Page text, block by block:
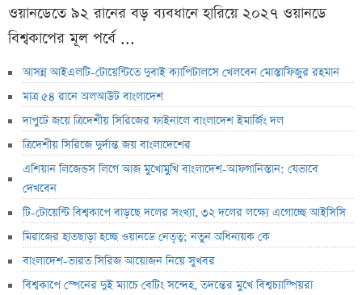
ওয়ানডেতে ৯২ রানের বড় ব্যবধানে হারিয়ে ২০২৭ ওয়ানডে
বিশ্বকাপের মূল পর্বে ...
আসন্ন আইএলটি-টোয়েন্টিতে দুবাই ক্যাপিটালসে খেলবেন মোস্তাফিজুর রহমান
মাত্র ৫৪ রানে অলআউট বাংলাদেশ
দাপুটে জয়ে ত্রিদেশীয় সিরিজের ফাইনালে বাংলাদেশ ইমার্জিং দল
ত্রিদেশীয় সিরিজে দুর্দান্ত জয় বাংলাদেশের
এশিয়ান লিজেন্ডস লিগে আজ মুখোমুখি বাংলাদেশ-আফগানিস্তান: যেভাবে
দেখবেন
টি-টোয়েন্টি বিশ্বকাপে বাড়ছে দলের সংখ্যা, ৩২ দলের লক্ষ্যে এগোচ্ছে আইসিসি
মিরাজের হাতছাড়া হচ্ছে ওয়ানডে নেতৃত্ব; নতুন অধিনায়ক কে
বাংলাদেশ-ভারত সিরিজ আয়োজন নিয়ে সুখবর
বিশ্বকাপে স্পেনের দুই ম্যাচে বেটিং সন্দেহ, তদন্তের মুখে বিশ্বচ্যাম্পিয়রা